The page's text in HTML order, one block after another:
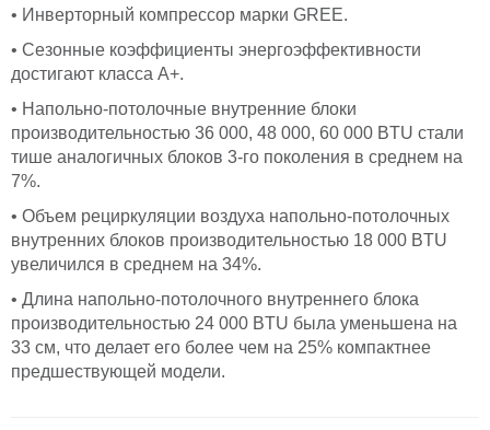
• Инверторный компрессор марки GREE.
• Сезонные коэффициенты энергоэффективности
достигают класса A+.
• Напольно-потолочные внутренние блоки
производительностью 36 000, 48 000, 60 000 BTU стали
тише аналогичных блоков 3-го поколения в среднем на
7%.
• Объем рециркуляции воздуха напольно-потолочных
внутренних блоков производительностью 18 000 BTU
увеличился в среднем на 34%.
• Длина напольно-потолочного внутреннего блока
производительностью 24 000 BTU была уменьшена на
33 см, что делает его более чем на 25% компактнее
предшествующей модели.